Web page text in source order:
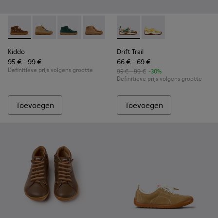
Kiddo - K900398-005 - Bruine enkellaarzen van suède en
Kiddo - K900398-004
Kiddo - K900398-002
Kiddo - K900398-001 - Bruine
Kiddo
95 € - 99 €
Definitieve prijs volgens grootte
Toevoegen
Drift Trail - K800695-002 -
Drift Trail -
Drift Trail
66 € - 69 €
95 € - 99 € -30%
Definitieve prijs volgens grootte
Toevoegen